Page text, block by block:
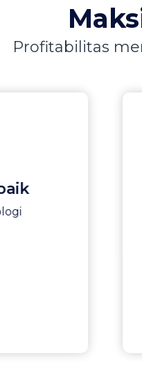
Profitabilitas
Efisiensi
Hemat waktu lebih
Order, jadwal